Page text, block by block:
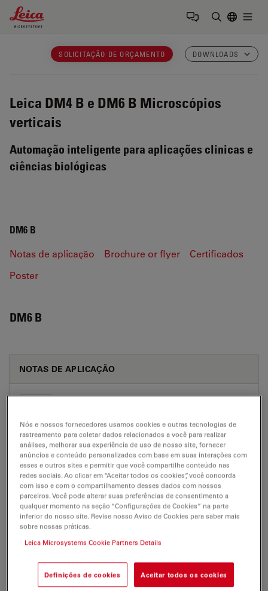
Leica Microsystems Logo
SOLICITAÇÃO DE ORÇAMENTO DOWNLOADS
Leica DM4 B e DM6 B Microscópios
verticais
Automação inteligente para aplicações clinicas e
ciências biológicas
DM6 B
Notas de aplicação Brochure or flyer
Certificados
Poster
DM6 B
NOTAS DE APLICAÇÃO
Work More Efficiently In Developmental
Microscopy C.Elegans lowres JP
Jul 27, 2026 PDF, 863 KB
DOWNLOAD
DM4 B-DM6 B Brochure EN
Jul 27, 2026 PDF, 49 MB
Nós e nossos fornecedores usamos cookies e outras tecnologias de
rastreamento para coletar dados relacionados a você para realizar
análises, melhorar sua experiência de uso de nosso site, fornecer
anúncios e conteúdo personalizados com base em suas interações com
esses e outros sites e permitir que você compartilhe conteúdo nas
redes sociais. Ao clicar em “Aceitar todos os cookies”, você concorda
com isso e com o compartilhamento desses dados com nossos
parceiros. Você pode alterar suas preferências de consentimento a
qualquer momento na seção “Configurações de Cookies” na parte
inferior do nosso site. Revise nosso Aviso de Cookies para saber mais
sobre nossas práticas.
Leica Microsystems Cookie Partners Details
Definições de cookies Aceitar todos os cookies